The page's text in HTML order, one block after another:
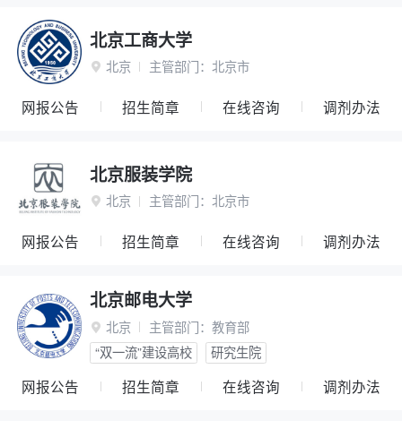
北京工商大学
 北京 主管部门： 北京市
网报公告 招生简章 在线咨询 调剂办法
北京服装学院
 北京 主管部门： 北京市
网报公告 招生简章 在线咨询 调剂办法
北京邮电大学
 北京 主管部门： 教育部
“双一流”建设高校
研究生院
网报公告 招生简章 在线咨询 调剂办法